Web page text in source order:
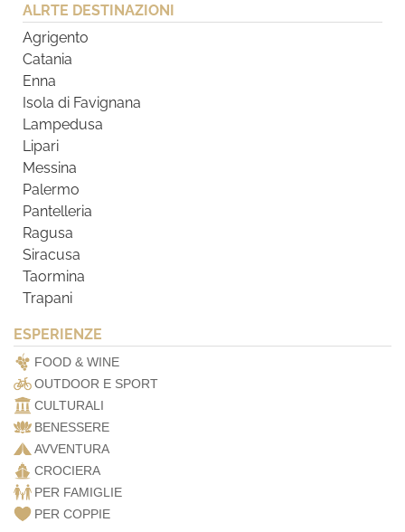
ALRTE DESTINAZIONI
Agrigento
Catania
Enna
Isola di Favignana
Lampedusa
Lipari
Messina
Palermo
Pantelleria
Ragusa
Siracusa
Taormina
Trapani
ESPERIENZE
FOOD & WINE
OUTDOOR E SPORT
CULTURALI
BENESSERE
AVVENTURA
CROCIERA
PER FAMIGLIE
PER COPPIE